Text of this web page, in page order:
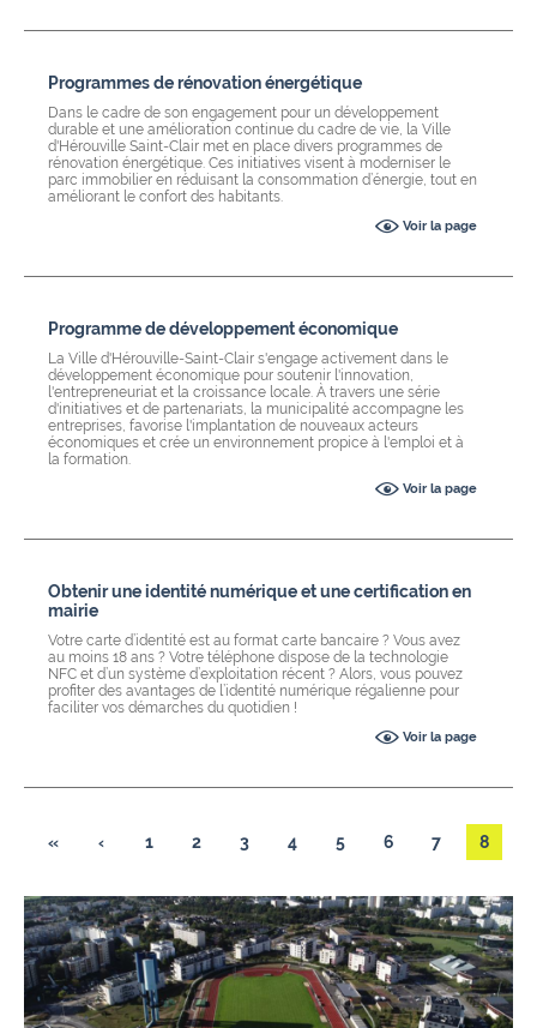
Programmes de rénovation énergétique
Dans le cadre de son engagement pour un développement
durable et une amélioration continue du cadre de vie, la Ville
d'Hérouville Saint-Clair met en place divers programmes de
rénovation énergétique. Ces initiatives visent à moderniser le
parc immobilier en réduisant la consommation d’énergie, tout en
améliorant le confort des habitants.
Voir la page
Programme de développement économique
La Ville d'Hérouville-Saint-Clair s'engage activement dans le
développement économique pour soutenir l'innovation,
l'entrepreneuriat et la croissance locale. À travers une série
d'initiatives et de partenariats, la municipalité accompagne les
entreprises, favorise l'implantation de nouveaux acteurs
économiques et crée un environnement propice à l'emploi et à
la formation.
Voir la page
Obtenir une identité numérique et une certification en
mairie
Votre carte d’identité est au format carte bancaire ? Vous avez
au moins 18 ans ? Votre téléphone dispose de la technologie
NFC et d’un système d’exploitation récent ? Alors, vous pouvez
profiter des avantages de l’identité numérique régalienne pour
faciliter vos démarches du quotidien !
Voir la page
« ‹ 1 2 3 4 5 6 7 8